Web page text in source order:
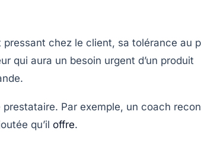
pressant chez le client, sa tolérance au
qui aura un besoin urgent d’un produit
Par exemple, un coach
qu’il offre.